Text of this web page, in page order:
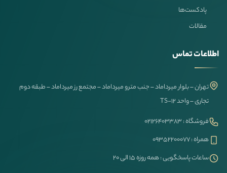
پادکست‌ها
مقالات
اطلاعات تماس
تهران – بلوار میرداماد – جنب مترو میرداماد – مجتمع رز میرداماد – طبقه دوم
تجاری – واحد TS-12
فروشگاه : ۰۲۱۲۶۴۰۳۳۸۳
همراه : ۰۹۳۵۲۲۰۰۰۷۷
ساعات پاسخگویی : همه روزه ۱۵ الی ۲۰